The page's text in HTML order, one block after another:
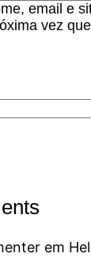
email e
vez
em